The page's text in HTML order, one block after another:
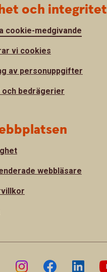
och integritet
cookie-medgivande
vi cookies
av personuppgifter
och bedrägerier
webbläsare